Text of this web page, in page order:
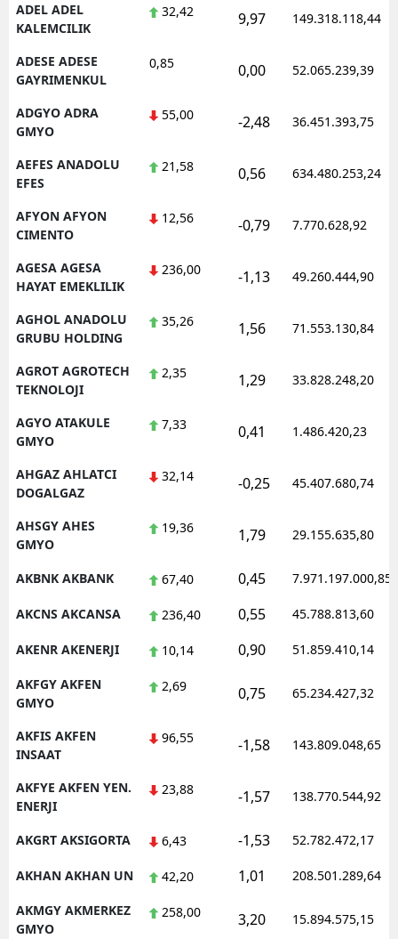
ADEL ADEL
KALEMCILIK
32,42 9,97 149.318.118,44
ADESE ADESE
GAYRIMENKUL
0,85 0,00 52.065.239,39
ADGYO ADRA
GMYO
55,00 -2,48 36.451.393,75
AEFES ANADOLU
EFES
21,58 0,56 634.480.253,24
AFYON AFYON
CIMENTO
12,56 -0,79 7.770.628,92
AGESA AGESA
HAYAT EMEKLILIK
236,00 -1,13 49.260.444,90
AGHOL ANADOLU
GRUBU HOLDING
35,26 1,56 71.553.130,84
AGROT AGROTECH
TEKNOLOJI
2,35 1,29 33.828.248,20
AGYO ATAKULE
GMYO
7,33 0,41 1.486.420,23
AHGAZ AHLATCI
DOGALGAZ
32,14 -0,25 45.407.680,74
AHSGY AHES
GMYO
19,36 1,79 29.155.635,80
AKBNK AKBANK 67,40 0,45 7.971.197.000,85
AKCNS AKCANSA 236,40 0,55 45.788.813,60
AKENR AKENERJI 10,14 0,90 51.859.410,14
AKFGY AKFEN
GMYO
2,69 0,75 65.234.427,32
AKFIS AKFEN
INSAAT
96,55 -1,58 143.809.048,65
AKFYE AKFEN YEN.
ENERJI
23,88 -1,57 138.770.544,92
AKGRT AKSIGORTA 6,43 -1,53 52.782.472,17
AKHAN AKHAN UN 42,20 1,01 208.501.289,64
AKMGY AKMERKEZ
GMYO
258,00 3,20 15.894.575,15